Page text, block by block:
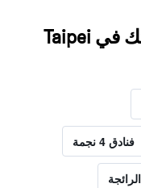
اعثر على نتائج أفضل لإقامتك في Taipei
فنادق 4 نجمة